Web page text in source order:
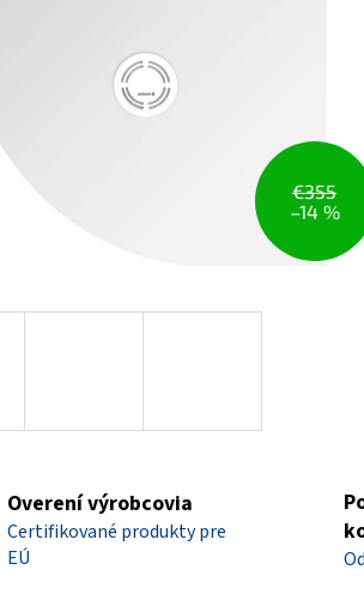
€355
–14 %
Overení výrobcovia
Certifikované produkty pre
EÚ